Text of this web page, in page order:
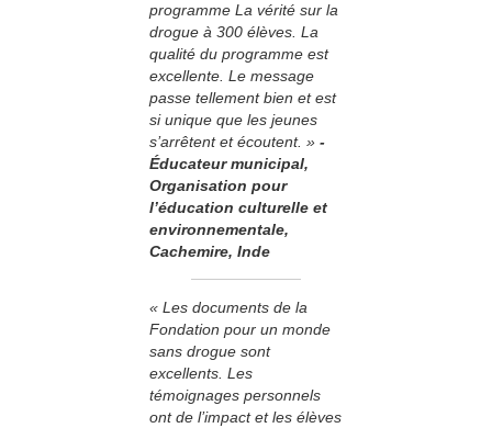
programme La vérité sur la
drogue à 300 élèves. La
qualité du programme est
excellente. Le message
passe tellement bien et est
si unique que les jeunes
s’arrêtent et écoutent. » ­
Éducateur municipal,
Organisation pour
l’éducation culturelle et
environnementale,
Cachemire, Inde
« Les documents de la
Fondation pour un monde
sans drogue sont
excellents. Les
témoignages personnels
ont de l’impact et les élèves